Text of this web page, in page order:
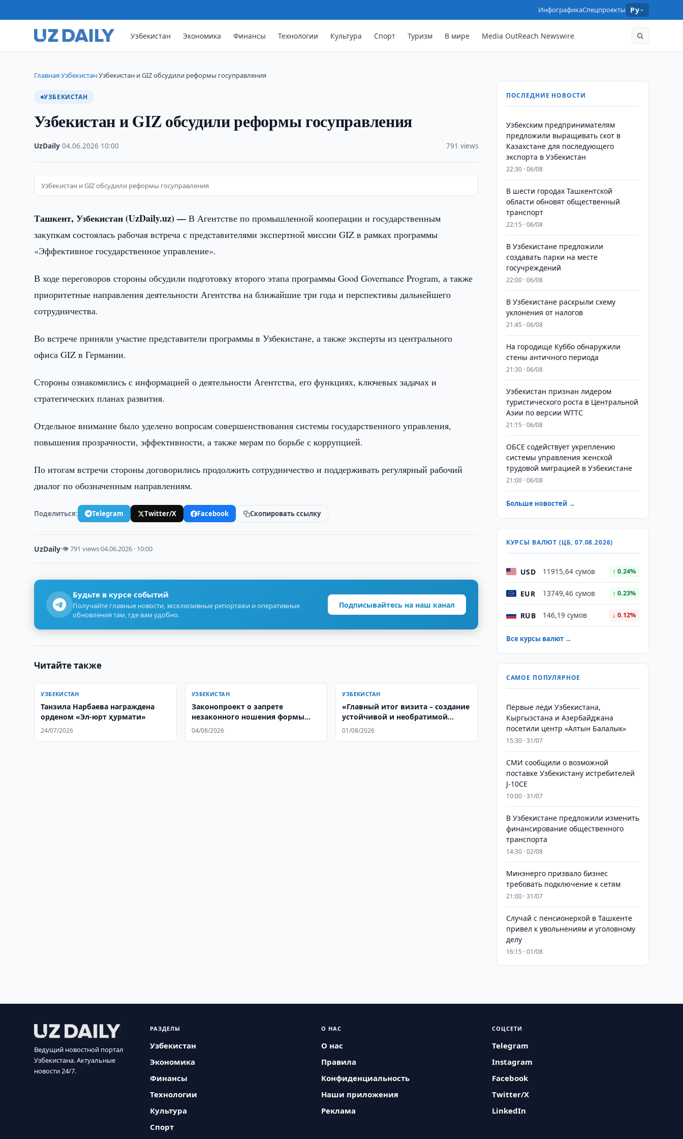
ИнфографикаСпецпроекты Ру
Узбекистан Экономика Финансы Технологии Культура Спорт Туризм В мире Media OutReach Newswire
Главная›Узбекистан›Узбекистан и GIZ обсудили реформы госуправления
УЗБЕКИСТАН
Узбекистан и GIZ обсудили реформы госуправления
UzDaily ·04.06.2026 10:00 791 views
Узбекистан и GIZ обсудили реформы госуправления
Ташкент, Узбекистан (UzDaily.uz) —В Агентстве по промышленной кооперации и государственным
закупкам состоялась рабочая встреча с представителями экспертной миссии GIZ в рамках программы
«Эффективное государственное управление».
В ходе переговоров стороны обсудили подготовку второго этапа программы Good Governance Program, а также
приоритетные направления деятельности Агентства на ближайшие три года и перспективы дальнейшего
сотрудничества.
Во встрече приняли участие представители программы в Узбекистане, а также эксперты из центрального
офиса GIZ в Германии.
Стороны ознакомились с информацией о деятельности Агентства, его функциях, ключевых задачах и
стратегических планах развития.
Отдельное внимание было уделено вопросам совершенствования системы государственного управления,
повышения прозрачности, эффективности, а также мерам по борьбе с коррупцией.
По итогам встречи стороны договорились продолжить сотрудничество и поддерживать регулярный рабочий
диалог по обозначенным направлениям.
Поделиться: Telegram Twitter/X Facebook Скопировать ссылку
UzDaily·👁 791 views·04.06.2026 · 10:00
Будьте в курсе событий
Получайте главные новости, эксклюзивные репортажи и оперативные
обновления там, где вам удобно.
Подписывайтесь на наш канал
Читайте также
УЗБЕКИСТАН
Танзила Нарбаева награждена
орденом «Эл-юрт ҳурмати»
24/07/2026
УЗБЕКИСТАН
Законопроект о запрете
незаконного ношения формы
прошел второе чтение
04/08/2026
УЗБЕКИСТАН
«Главный итог визита – создание
устойчивой и необратимой
модели сотрудничества»
01/08/2026
ПОСЛЕДНИЕ НОВОСТИ
Узбекским предпринимателям
предложили выращивать скот в
Казахстане для последующего
экспорта в Узбекистан
22:30 · 06/08
В шести городах Ташкентской
области обновят общественный
транспорт
22:15 · 06/08
В Узбекистане предложили
создавать парки на месте
госучреждений
22:00 · 06/08
В Узбекистане раскрыли схему
уклонения от налогов
21:45 · 06/08
На городище Куббо обнаружили
стены античного периода
21:30 · 06/08
Узбекистан признан лидером
туристического роста в Центральной
Азии по версии WTTC
21:15 · 06/08
ОБСЕ содействует укреплению
системы управления женской
трудовой миграцией в Узбекистане
21:00 · 06/08
Больше новостей →
КУРСЫ ВАЛЮТ (ЦБ, 07.08.2026)
USD 11915,64 сумов ↑ 0.24%
EUR 13749,46 сумов ↑ 0.23%
RUB 146,19 сумов ↓ 0.12%
Все курсы валют →
САМОЕ ПОПУЛЯРНОЕ
Первые леди Узбекистана,
Кыргызстана и Азербайджана
посетили центр «Алтын Балалык»
15:30 · 31/07
СМИ сообщили о возможной
поставке Узбекистану истребителей
J-10CE
10:00 · 31/07
В Узбекистане предложили изменить
финансирование общественного
транспорта
14:30 · 02/08
Минэнерго призвало бизнес
требовать подключение к сетям
21:00 · 31/07
Случай с пенсионеркой в Ташкенте
привел к увольнениям и уголовному
делу
16:15 · 01/08
Ведущий новостной портал
Узбекистана. Актуальные
новости 24/7.
РАЗДЕЛЫ
Узбекистан
Экономика
Финансы
Технологии
Культура
Спорт
О НАС
О нас
Правила
Конфиденциальность
Наши приложения
Реклама
СОЦСЕТИ
Telegram
Instagram
Facebook
Twitter/X
LinkedIn